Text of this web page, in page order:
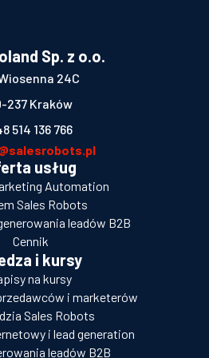
Sp. z o.o.
24C
237 Kraków
514 136 766
usług
Automation
Sales Robots
leadów B2B
Cennik
i kursy
na kursy
i marketerów
Sales Robots
i lead generation
leadów B2B